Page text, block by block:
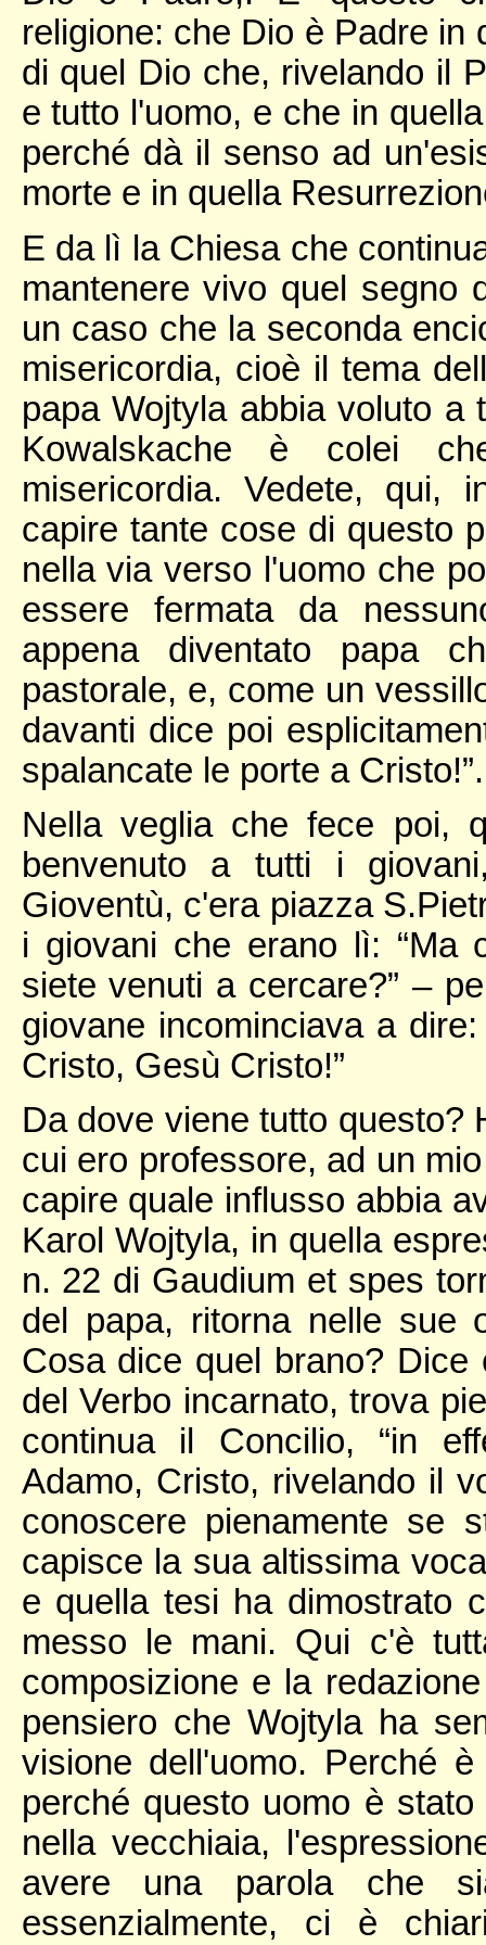
religione: che Dio è Padre in
di quel Dio che, rivelando il
e tutto l'uomo, e che in
perché dà il senso ad
morte e in quella
E da lì la Chiesa che
mantenere vivo quel segno
un caso che la seconda
misericordia, cioè il tema
papa Wojtyla abbia voluto
Kowalskache è colei
misericordia. Vedete, qui,
capire tante cose di questo
nella via verso l'uomo che
essere fermata da
appena diventato papa
pastorale, e, come un
davanti dice poi
spalancate le porte a Cristo!”.
Nella veglia che fece poi,
benvenuto a tutti i
Gioventù, c'era piazza
i giovani che erano lì: “Ma
siete venuti a cercare?” –
giovane incominciava a
Cristo, Gesù Cristo!”
Da dove viene tutto questo?
cui ero professore, ad un
capire quale influsso abbia
Karol Wojtyla, in quella
n. 22 di Gaudium et spes
del papa, ritorna nelle sue
Cosa dice quel brano? Dice
del Verbo incarnato, trova
continua il Concilio, “in
Adamo, Cristo, rivelando il
conoscere pienamente se
capisce la sua altissima
e quella tesi ha dimostrato
messo le mani. Qui c'è
composizione e la
pensiero che Wojtyla ha
visione dell'uomo. Perché
perché questo uomo è
nella vecchiaia,
avere una parola che
essenzialmente, ci è